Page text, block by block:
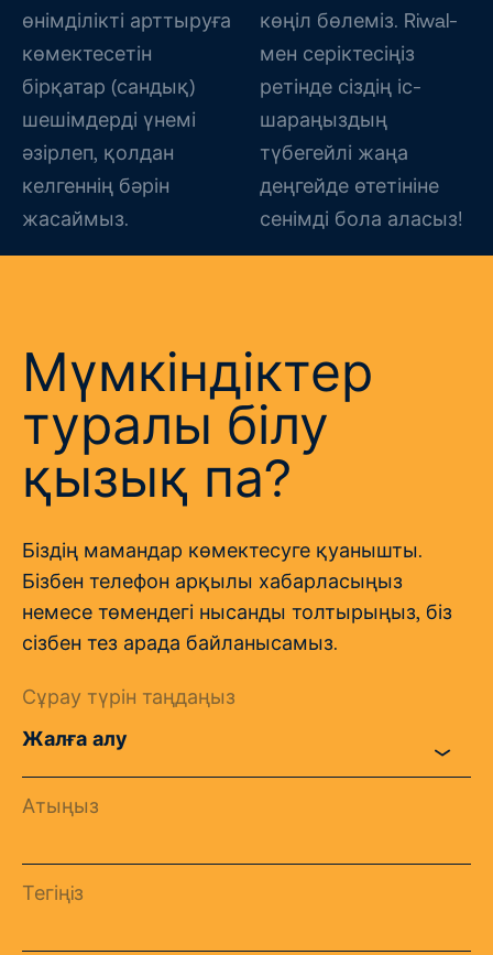
өнімділікті арттыруға
көмектесетін
бірқатар (сандық)
шешімдерді үнемі
әзірлеп, қолдан
келгеннің бәрін
жасаймыз.
көңіл бөлеміз. Riwal-
мен серіктесіңіз
ретінде сіздің іс-
шараңыздың
түбегейлі жаңа
деңгейде өтетініне
сенімді бола аласыз!
Мүмкіндіктер
туралы білу
қызық па?
Біздің мамандар көмектесуге қуанышты.
Бізбен телефон арқылы хабарласыңыз
немесе төмендегі нысанды толтырыңыз, біз
сізбен тез арада байланысамыз.
Сұрау түрін таңдаңыз
Атыңыз
Тегіңiз